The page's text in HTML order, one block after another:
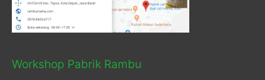
Workshop Pabrik Rambu